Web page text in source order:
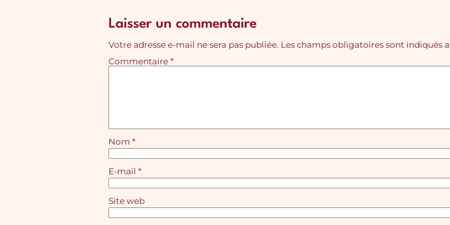
Laisser un commentaire
Votre adresse e-mail ne sera pas publiée. Les champs obligatoires sont indiqués
Commentaire *
Nom *
E-mail *
Site web